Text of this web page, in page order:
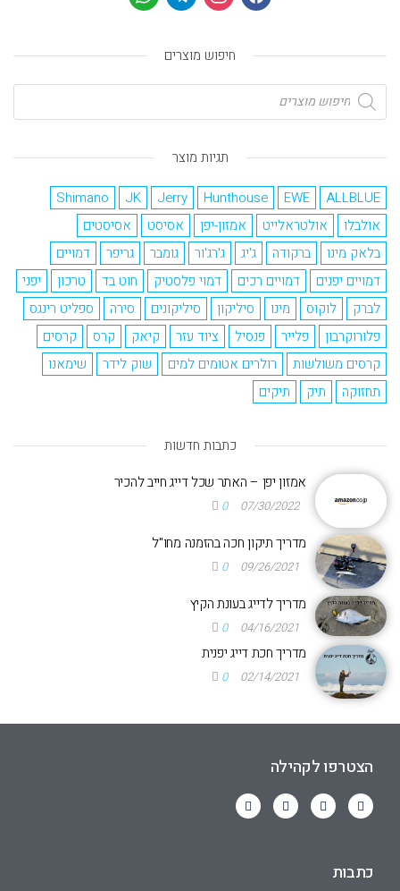
חיפוש מוצרים
תגיות מוצר
ALLBLUE
EWE
Hunthouse
Jerry
JK
Shimano
אולבלו
אולטראלייט אמזון-יפן אסיסט
אסיסטים
בלאק מינו
ברקודה ג'יג ג'רג'ור גומבר גריפר
דמויים
דמויים יפנים
דמויים רכים דמוי פלסטיק חוט בד טרכון
יפני
לברק
לוקוס מינו סיליקון סיליקונים סירה
ספליט רינגס
פלורוקרבון
פלייר פנסיל ציוד עזר קיאק קרס
קרסים
קרסים משולשות
רולרים אטומים למים שוק לידר
שימאנו
תחזוקה
תיק תיקים
כתבות חדשות
אמזון יפן – האתר שכל דייג חייב להכיר
07/30/2022
0
מדריך תיקון חכה בהזמנה מחו"ל
09/26/2021
0
מדריך לדייג בעונת הקיץ
04/16/2021
0
מדריך חכת דייג יפנית
02/14/2021
0
הצטרפו לקהילה
כתבות